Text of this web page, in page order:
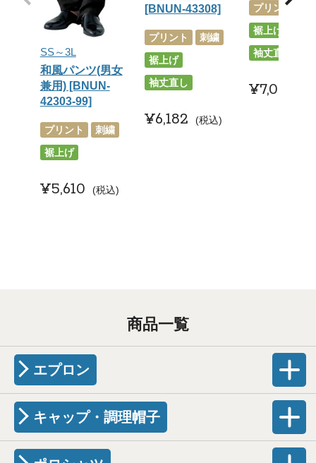
SS～3L
和風パンツ(男女
兼用) [BNUN-
42303-99]
プリント
刺繍
裾上げ
¥5,610 税込
[BNUN-43308]
プリント
刺繍
裾上げ
袖丈直し
¥6,182 税込
プリント
裾上げ
袖丈直し
¥7,095
商品一覧
エプロン
キャップ・調理帽子